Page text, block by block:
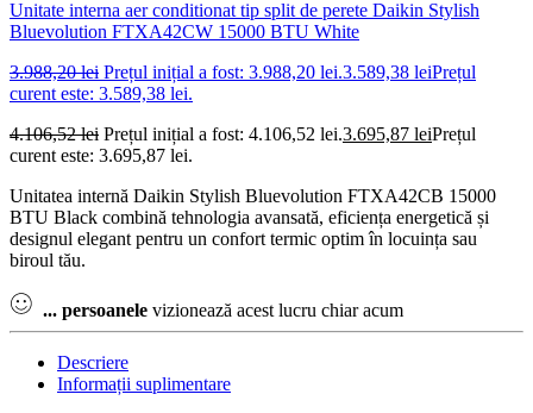
Unitate interna aer conditionat tip split de perete Daikin Stylish
Bluevolution FTXA42CW 15000 BTU White
3.988,20lei Prețul inițial a fost: 3.988,20 lei.3.589,38 leiPrețul
curent este: 3.589,38 lei.
4.106,52lei Prețul inițial a fost: 4.106,52 lei.3.695,87 leiPrețul
curent este: 3.695,87 lei.
Unitatea internă Daikin Stylish Bluevolution FTXA42CB 15000
BTU Black combină tehnologia avansată, eficiența energetică și
designul elegant pentru un confort termic optim în locuința sau
biroul tău.
... persoanele vizionează acest lucru chiar acum
Descriere
Informații suplimentare